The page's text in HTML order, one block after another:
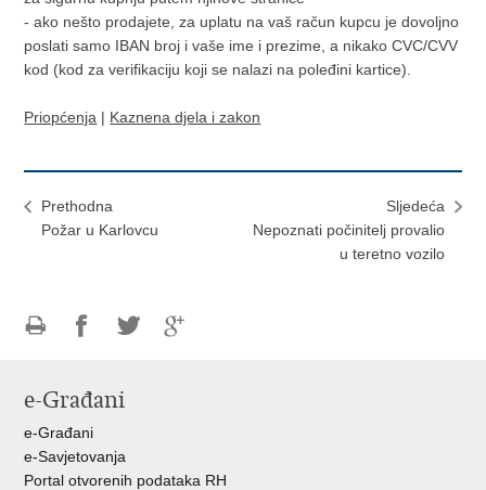
- ako nešto prodajete, za uplatu na vaš račun kupcu je dovoljno
poslati samo IBAN broj i vaše ime i prezime, a nikako CVC/CVV
kod (kod za verifikaciju koji se nalazi na poleđini kartice).
Priopćenja | Kaznena djela i zakon
Prethodna
Požar u Karlovcu
Sljedeća
Nepoznati počinitelj provalio
u teretno vozilo
FacebookuTwitteru
e-Građani
e-Građani
e-Savjetovanja
Portal otvorenih podataka RH